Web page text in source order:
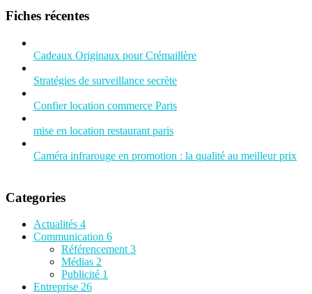
Fiches récentes
Cadeaux Originaux pour Crémaillère
Stratégies de surveillance secrète
Confier location commerce Paris
mise en location restaurant paris
Caméra infrarouge en promotion : la qualité au meilleur prix
Categories
Actualités 4
Communication 6
Référencement 3
Médias 2
Publicité 1
Entreprise 26